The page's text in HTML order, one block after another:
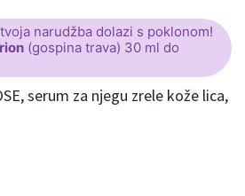
tvoja narudžba dolazi s poklonom!
(gospina trava) 30 ml do
serum za njegu zrele kože lica,